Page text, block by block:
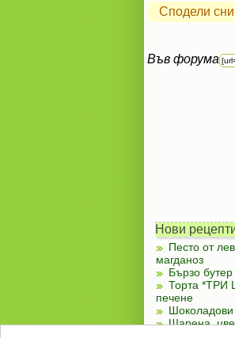
Сподели
Във форума
Нови
Песто от
магданоз
Бързо бутер
Торта *ТРИ
печене
Шоколадови
Шарена,